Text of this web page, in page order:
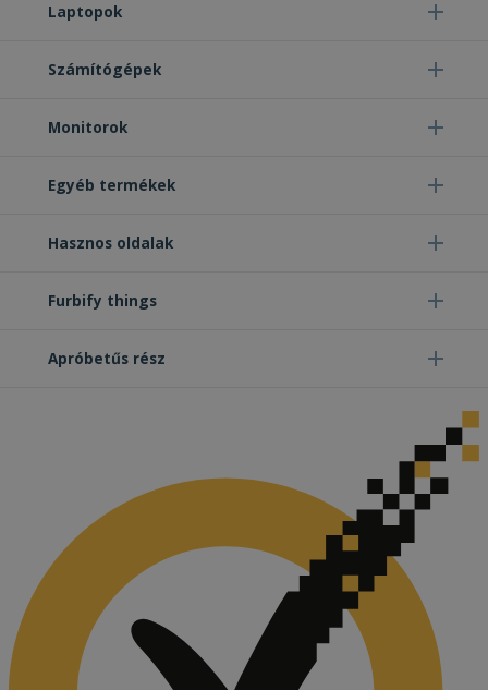
Laptopok
Számítógépek
Monitorok
Egyéb termékek
Hasznos oldalak
Furbify things
Apróbetűs rész